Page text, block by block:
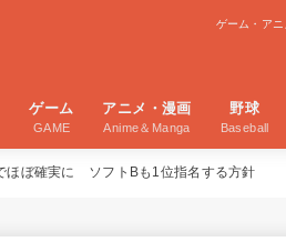
ゲーム・ア
ゲーム
GAME
アニメ・漫画
Anime＆Manga
野球
Baseball
ほぼ確実に ソフトBも1位指名する方針